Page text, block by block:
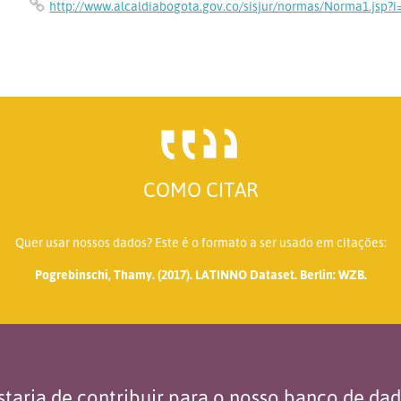
http://www.alcaldiabogota.gov.co/sisjur/normas/
COMO CITAR
Quer usar nossos dados? Este é o formato a ser usado em citações:
Pogrebinschi, Thamy. (2017). LATINNO Dataset. Berlin: WZB.